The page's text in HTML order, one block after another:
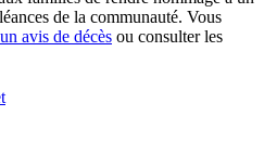
de la communauté. Vous
avis de décès ou consulter les